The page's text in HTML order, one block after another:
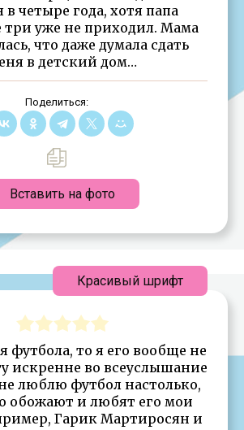
четыре года, хотя папа
три уже не приходил. Мама
что даже думала сдать
в детский дом…
Поделиться:
Вставить на фото
футбола, то я его вообще не
искренне во всеуслышание
люблю футбол настолько,
обожают и любят его мои
Гарик Мартиросян и
Красивый шрифт